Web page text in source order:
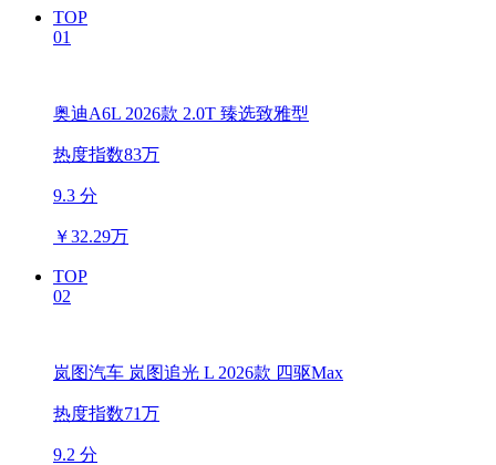
TOP
01
奥迪A6L 2026款 2.0T 臻选致雅型
热度指数83万
9.3 分
￥32.29万
TOP
02
岚图汽车 岚图追光 L 2026款 四驱Max
热度指数71万
9.2 分